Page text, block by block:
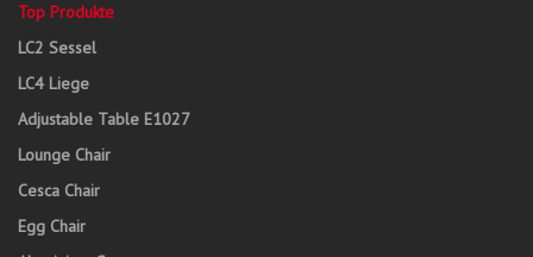
Top Produkte
LC2 Sessel
LC4 Liege
Adjustable Table E1027
Lounge Chair
Cesca Chair
Egg Chair